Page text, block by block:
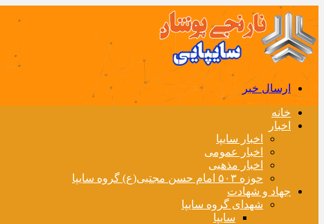
ارسال خبر
خانه
اخبار
اخبار سایپا
اخبار عمومی
اخبار مذهبی
حوزه ۵۰۳ امام حسن مجتبی(ع) گروه سایپا
جهاد و شهادت
شهدای گروه سایپا
سایپا